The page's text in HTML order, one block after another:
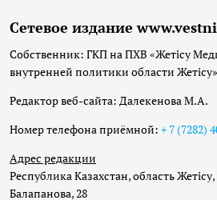
Сетевое издание
Собственник: ГКП на ПХВ «Жетісу
внутренней политики области Жетісу»
Редактор веб-сайта: Далекенова М.А.
Номер телефона приёмной: + 7 (7282)
Адрес редакции
Республика Казахстан, область
Балапанова, 28